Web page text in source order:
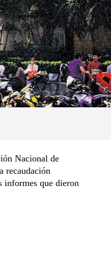
Nacional de
recaudación
informes que dieron